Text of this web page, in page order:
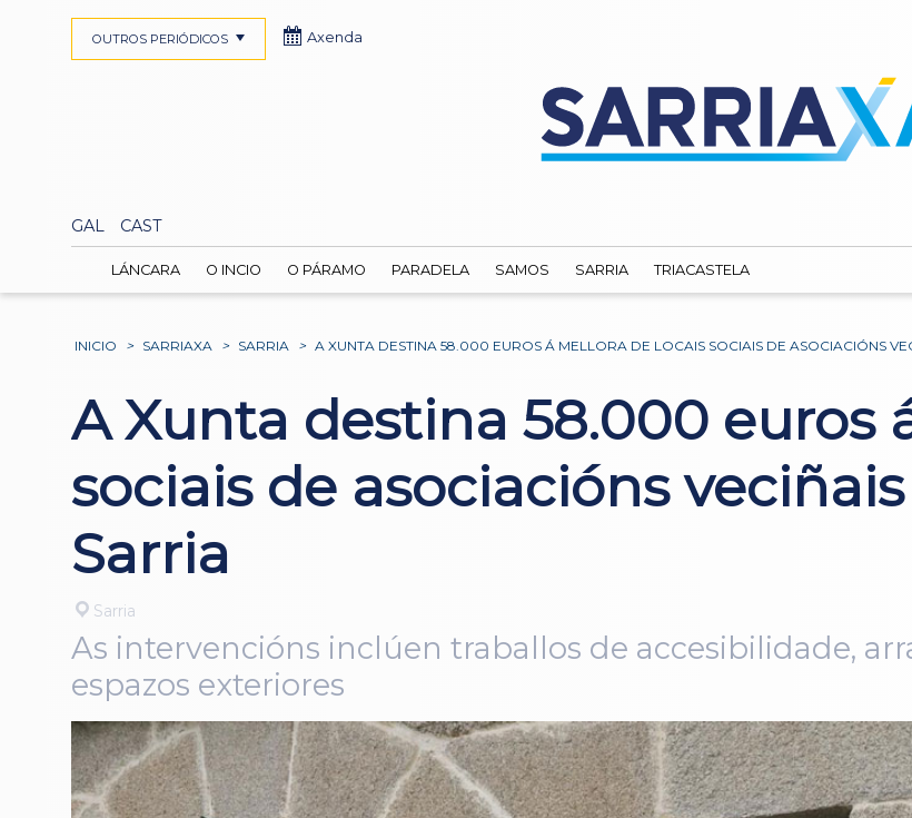
GAL CAST
OUTROS PERIÓDICOS Axenda
LÁNCARA O INCIO O PÁRAMO PARADELA SAMOS SARRIA TRIACASTELA
INICIO > SARRIAXA > SARRIA > A XUNTA DESTINA 58.000 EUROS Á MELLORA DE LOCAIS SOCIAIS DE ASOCIACIÓNS
A Xunta destina 58.000 euros
sociais de asociacións
Sarria
Sarria
As intervencións inclúen traballos de accesibilidade,
espazos exteriores